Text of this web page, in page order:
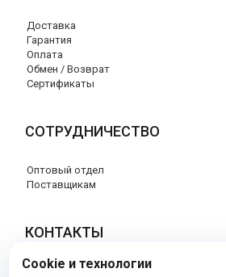
Доставка
Гарантия
Оплата
Обмен / Возврат
Сертификаты
СОТРУДНИЧЕСТВО
Оптовый отдел
Поставщикам
КОНТАКТЫ
8 (800) 707-76-34
Cookie и технологии